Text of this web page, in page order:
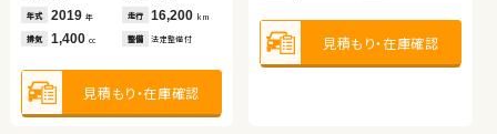
年式 2019 年 走行 16,200 km
排気 1,400 cc 整備 法定整備付
見積もり・在庫確認
見積もり・在庫確認
見積もり・在庫確認 見積もり・在庫確認
年式 2019 年 走行 47,000 km
排気 1,200 cc 整備 法定整備付
見積もり・在庫確認
見積もり・在庫確認
見積もり・在庫確認 見積もり・在庫確認